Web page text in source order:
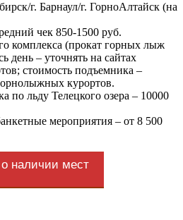
г. Барнаул/г. ГорноАлтайск (на
чек 850-1500 руб.
комплекса (прокат горных лыж
день – уточнять на сайтах
стоимость подъемника –
курортов.
по льду Телецкого озера – 10000
мероприятия – от 8 500
о наличии мест